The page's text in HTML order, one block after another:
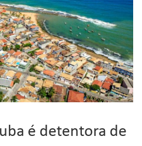
é detentora de